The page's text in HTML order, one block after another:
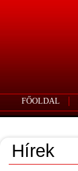
FŐOLDAL
Hírek